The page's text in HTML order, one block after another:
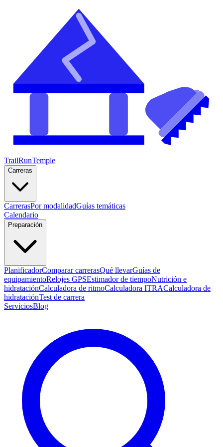
TrailRunTemple
Carreras
CarrerasPor modalidadGuías temáticas
Calendario
Preparación
PlanificadorComparar carrerasQué llevarGuías de
equipamientoRelojes GPSEstimador de tiempoNutrición e
hidrataciónCalculadora de ritmoCalculadora ITRACalculadora de
hidrataciónTest de carrera
ServiciosBlog